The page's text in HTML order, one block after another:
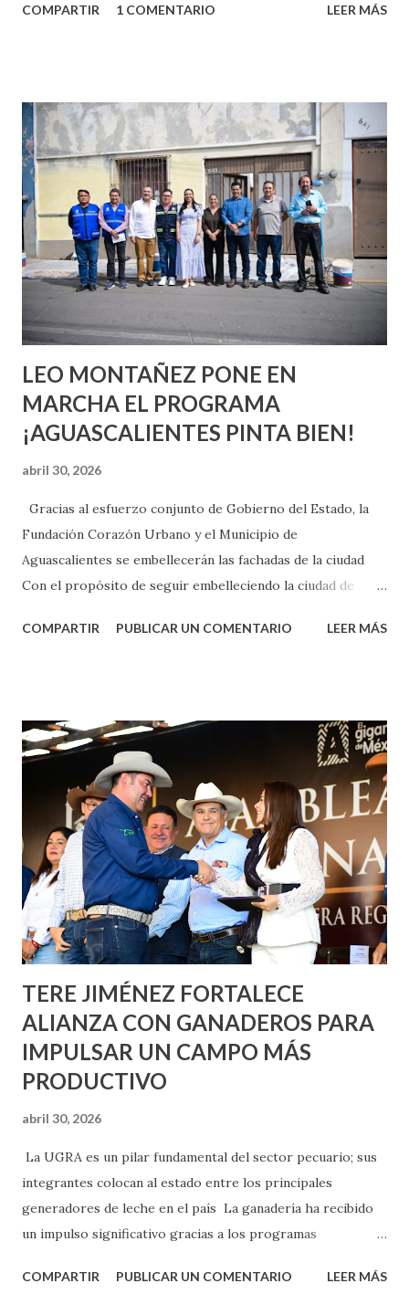
partes de ti que jamás hubieras imaginado. El problema es
conoces ni la mitad de lo que deberías saber. Pero incluso
quienes ya han tenido relaciones sexuales no son expertos
o expertas en el tema. Siempre hay algo nuevo que
aprender y nuevas experiencias que conocer. Si eres una
chica y aún no has tenido relaciones sexuales, tal vez
pienses que el sexo será increíble y no puedas esperar para
experimentarlo, pero como cualquier persona con
experiencia te dirá, siempre es mejor cuando ambas partes
son suficientemen...
COMPARTIR 1 COMENTARIO LEER MÁS
LEO MONTAÑEZ PONE EN
MARCHA EL PROGRAMA
¡AGUASCALIENTES PINTA BIEN!
abril 30, 2026
Gracias al esfuerzo conjunto de Gobierno del Estado, la
Fundación Corazón Urbano y el Municipio de
Aguascalientes se embellecerán las fachadas de la ciudad
Con el propósito de seguir embelleciendo la ciudad de
municipal, Leo Montañez dio inicio al programa
Corazón Urbano y el Municipio capital. Leo Montañez
informó que en este programa se usarán cerca de 90 mil
metros cuadrados de pintura, para dar inicio en la calle
Nieto, entre Jesús F. Elizondo y la calle 22 de Octubre, con
lo que se aplicará pintura en 66 casas. Posteriormente se
llevará este programa a Villas de Nuestra Señora de la
Asunción, Avenida Alameda y Decreto 27 de Septiembre, en
los edificios FOVISSSTE Ojo de Agua, en la comunidad
Norias de Paso Hondo y en los edificios de...
COMPARTIR PUBLICAR UN COMENTARIO LEER MÁS
TERE JIMÉNEZ FORTALECE
ALIANZA CON GANADEROS PARA
IMPULSAR UN CAMPO MÁS
PRODUCTIVO
abril 30, 2026
La UGRA es un pilar fundamental del sector pecuario; sus
integrantes colocan al estado entre los principales
generadores de leche en el país La ganadería ha recibido
un impulso significativo gracias a los programas
muestra de su respaldo firme y decidido al campo, la
COMPARTIR PUBLICAR UN COMENTARIO LEER MÁS